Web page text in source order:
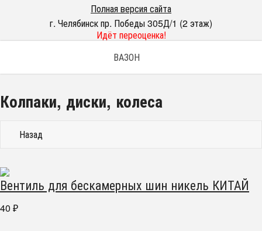
Полная версия сайта
г. Челябинск пр. Победы 305Д/1 (2 этаж)
Идёт переоценка!
ВАЗОН
Колпаки, диски, колеса
Назад
Вентиль для бескамерных шин никель КИТАЙ
40 ₽